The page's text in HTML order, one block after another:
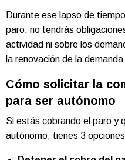
Durante ese lapso de
paro, no tendrás
actividad ni sobre los
la renovación de la
Cómo solicitar la
para ser autónomo
Si estás cobrando el paro y
autónomo, tienes 3